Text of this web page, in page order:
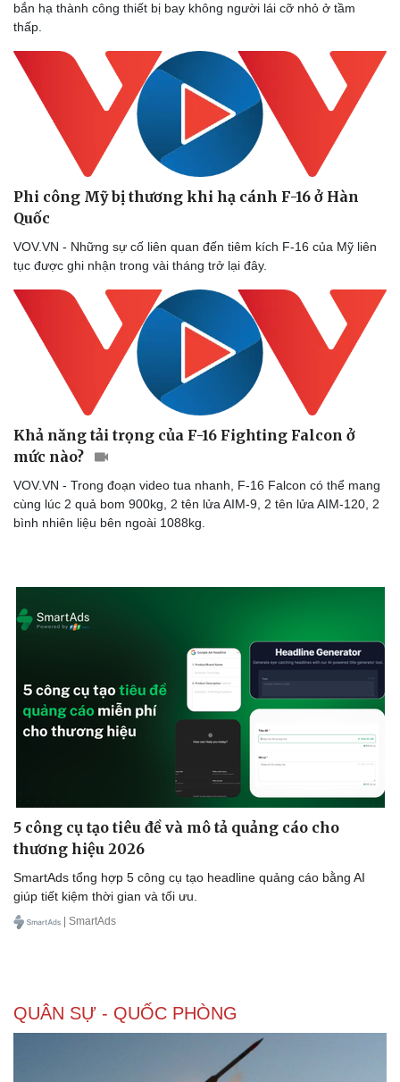
Thể thao
Bóng đá
Lịch thi đấu bóng đá
Hậu trường
Ô tô - Xe máy
Xe máy
bắn hạ thành công thiết bị bay không người lái cỡ nhỏ ở tầm
thấp.
Phi công Mỹ bị thương khi hạ cánh F-16 ở Hàn
Quốc
VOV.VN - Những sự cố liên quan đến tiêm kích F-16 của Mỹ liên
tục được ghi nhận trong vài tháng trở lại đây.
Khả năng tải trọng của F-16 Fighting Falcon ở
mức nào?
VOV.VN - Trong đoạn video tua nhanh, F-16 Falcon có thể mang
cùng lúc 2 quả bom 900kg, 2 tên lửa AIM-9, 2 tên lửa AIM-120, 2
bình nhiên liệu bên ngoài 1088kg.
5 công cụ tạo tiêu đề và mô tả quảng cáo cho
thương hiệu 2026
SmartAds tổng hợp 5 công cụ tạo headline quảng cáo bằng AI
giúp tiết kiệm thời gian và tối ưu.
| SmartAds
QUÂN SỰ - QUỐC PHÒNG